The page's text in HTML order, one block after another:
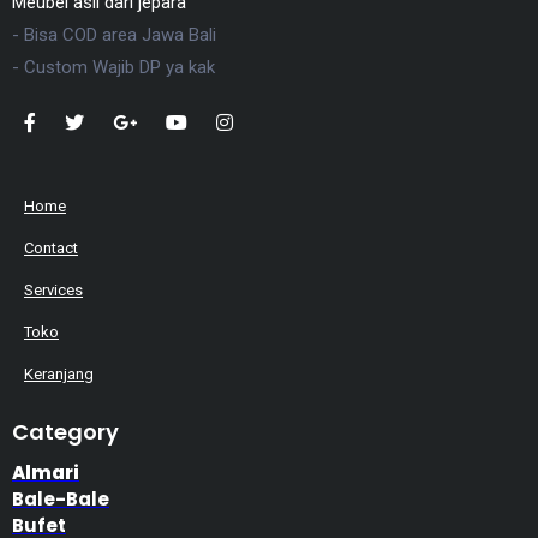
- Bisa COD area Jawa Bali
- Custom Wajib DP ya kak
Home
Contact
Services
Toko
Keranjang
Category
Almari
Bale-Bale
Bufet